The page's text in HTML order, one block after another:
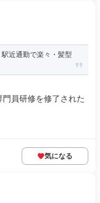
駅近通勤で楽々・髪型
員研修を修了された
気になる